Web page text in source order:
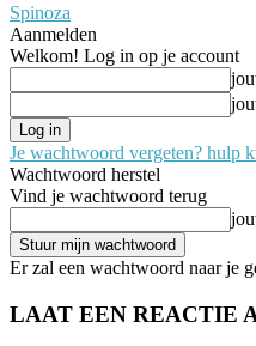
Spinoza
Aanmelden
Welkom! Log in op je account
Je wachtwoord vergeten? hulp
Wachtwoord herstel
Vind je wachtwoord terug
Er zal een wachtwoord naar je
LAAT EEN REACTIE